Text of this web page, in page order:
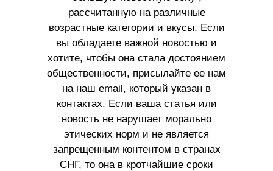
рассчитанную на различные
возрастные категории и вкусы. Если
вы обладаете важной новостью и
хотите, чтобы она стала достоянием
общественности, присылайте ее нам
на наш email, который указан в
контактах. Если ваша статья или
новость не нарушает морально
этических норм и не является
запрещенным контентом в странах
СНГ, то она в кротчайшие сроки